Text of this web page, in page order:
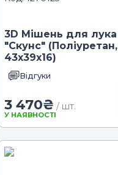
3D Мішень для лука
"Скунс" (Поліуретан,
43х39х16)
Відгуки
3 470₴ / шт.
У НАЯВНОСТІ